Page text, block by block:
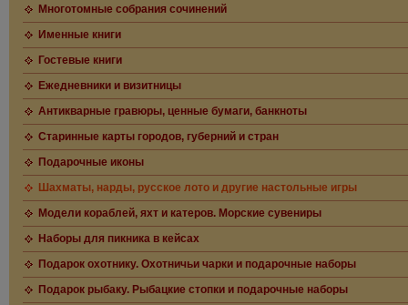
Многотомные собрания сочинений
Именные книги
Гостевые книги
Ежедневники и визитницы
Антикварные гравюры, ценные бумаги, банкноты
Старинные карты городов, губерний и стран
Подарочные иконы
Шахматы, нарды, русское лото и другие настольные игры
Модели кораблей, яхт и катеров. Морские сувениры
Наборы для пикника в кейсах
Подарок охотнику. Охотничьи чарки и подарочные наборы
Подарок рыбаку. Рыбацкие стопки и подарочные наборы